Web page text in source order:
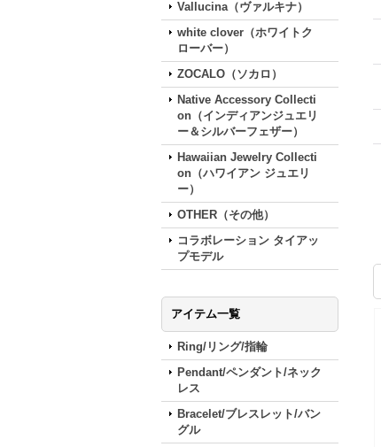
Vallucina（ヴァルキナ）
white clover（ホワイトク
ローバー）
ZOCALO（ソカロ）
Native Accessory Collecti
on（インディアンジュエリ
ー＆シルバーフェザー）
Hawaiian Jewelry Collecti
on（ハワイアン ジュエリ
ー）
OTHER（その他）
コラボレーション タイアッ
プモデル
アイテム一覧
Ring/リング/指輪
Pendant/ペンダント/ネック
レス
Bracelet/ブレスレット/バン
グル